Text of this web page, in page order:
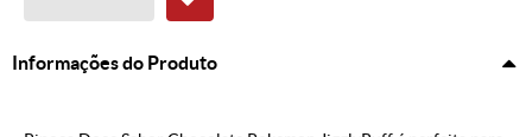
Informações do Produto